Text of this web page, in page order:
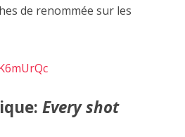
de renommée sur les
Every shot